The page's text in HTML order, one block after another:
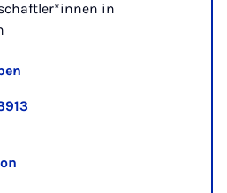
in